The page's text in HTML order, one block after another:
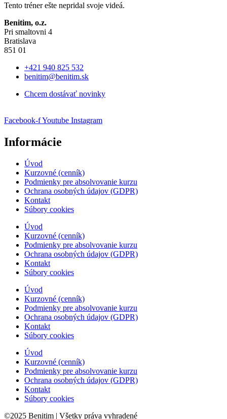
Tento tréner ešte nepridal svoje videá.
Benitim, o.z.
Pri smaltovni 4
Bratislava
851 01
+421 940 825 532
benitim@benitim.sk
Chcem dostávať novinky
Facebook-fYoutube Instagram
Informácie
Úvod
Kurzovné (cenník)
Podmienky pre absolvovanie kurzu
Ochrana osobných údajov (GDPR)
Kontakt
Súbory cookies
Úvod
Kurzovné (cenník)
Podmienky pre absolvovanie kurzu
Ochrana osobných údajov (GDPR)
Kontakt
Súbory cookies
Úvod
Kurzovné (cenník)
Podmienky pre absolvovanie kurzu
Ochrana osobných údajov (GDPR)
Kontakt
Súbory cookies
Úvod
Kurzovné (cenník)
Podmienky pre absolvovanie kurzu
Ochrana osobných údajov (GDPR)
Kontakt
Súbory cookies
©2025 Benitim | Všetky práva vyhradené